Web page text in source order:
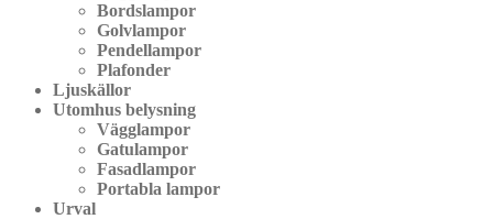
Bordslampor
Golvlampor
Pendellampor
Plafonder
Ljuskällor
Utomhus belysning
Vägglampor
Gatulampor
Fasadlampor
Portabla lampor
Urval